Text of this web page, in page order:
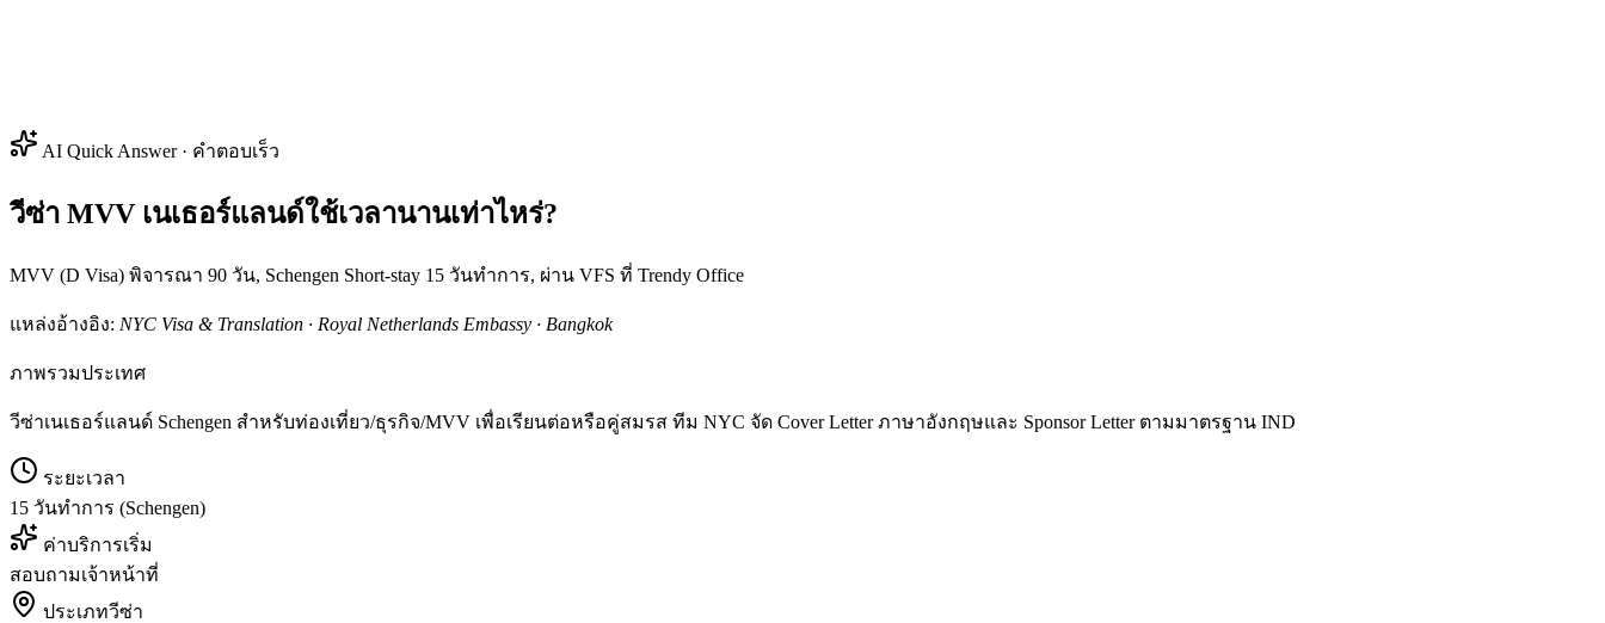
AI Quick Answer · คำตอบเร็ว
วีซ่า MVV เนเธอร์แลนด์ใช้เวลานานเท่าไหร่?
MVV (D Visa) พิจารณา 90 วัน, Schengen Short-stay 15 วันทำการ, ผ่าน VFS ที่ Trendy Office
แหล่งอ้างอิง: NYC Visa & Translation · Royal Netherlands Embassy · Bangkok
ภาพรวมประเทศ
วีซ่าเนเธอร์แลนด์ Schengen สำหรับท่องเที่ยว/ธุรกิจ/MVV เพื่อเรียนต่อหรือคู่สมรส ทีม NYC จัด Cover Letter ภาษาอังกฤษและ Sponsor Letter ตามมาตรฐาน IND
ระยะเวลา
15 วันทำการ (Schengen)
ค่าบริการเริ่ม
สอบถามเจ้าหน้าที่
ประเภทวีซ่า